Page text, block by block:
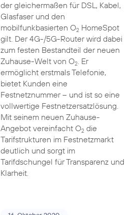
der gleichermaßen für DSL, Kabel,
Glasfaser und den
mobilfunkbasierten O2HomeSpot
gilt. Der 4G-/5G-Router wird dabei
zum festen Bestandteil der neuen
Zuhause-Welt von O2. Er
ermöglicht erstmals Telefonie,
bietet Kunden eine
Festnetznummer – und ist so eine
vollwertige Festnetzersatzlösung.
Mit seinem neuen Zuhause-
Angebot vereinfacht O2die
Tarifstrukturen im Festnetzmarkt
deutlich und sorgt im
Tarifdschungel für Transparenz und
Klarheit.